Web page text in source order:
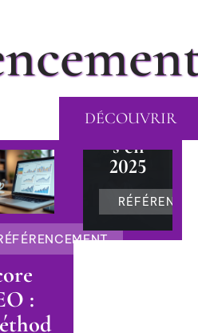
DÉCOUVRIR
:
définit
ion et
usages
actuel
s en
2025